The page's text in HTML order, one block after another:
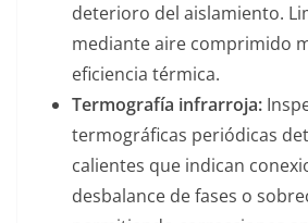
deterioro del aislamiento.
mediante aire comprimido
eficiencia térmica.
Termografía infrarroja:
termográficas periódicas
calientes que indican
desbalance de fases o